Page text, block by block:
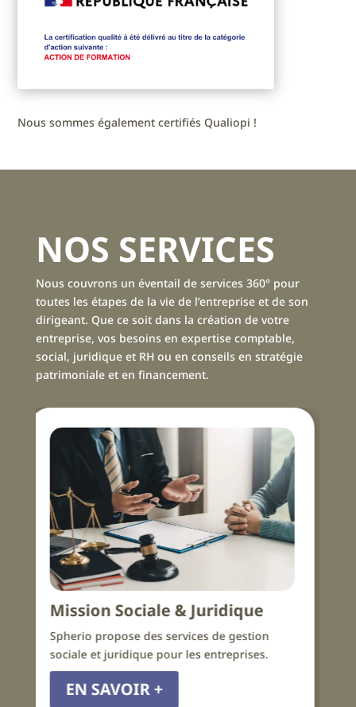
Nous sommes également certifiés Qualiopi !
NOS SERVICES
Nous couvrons un éventail de services 360° pour
toutes les étapes de la vie de l’entreprise et de son
dirigeant. Que ce soit dans la création de votre
entreprise, vos besoins en expertise comptable,
social, juridique et RH ou en conseils en stratégie
patrimoniale et en financement.
Ressources humaines
Spherio vous coache dans vos
Relations Humaines !
EN SAVOIR +